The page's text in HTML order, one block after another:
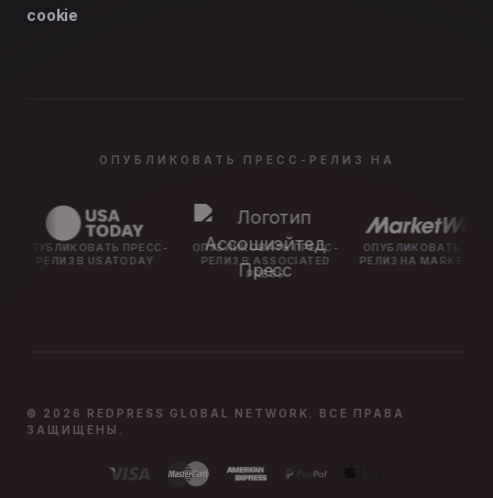
cookie
ОПУБЛИКОВАТЬ ПРЕСС-РЕЛИЗ НА
ПРЕСС-
В USATODAY
ОПУБЛИКОВАТЬ ПРЕСС-
РЕЛИЗ В ASSOCIATED
ОПУБЛИКОВАТЬ ПРЕСС-
РЕЛИЗ НА MARKETWATCH
© 2026 REDPRESS GLOBAL NETWORK. ВСЕ ПРАВА
ЗАЩИЩЕНЫ.